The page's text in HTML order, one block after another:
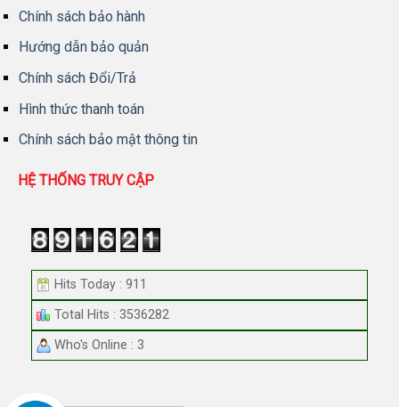
Chính sách bảo hành
Hướng dẫn bảo quản
Chính sách Đổi/Trả
Hình thức thanh toán
Chính sách bảo mật thông tin
HỆ THỐNG TRUY CẬP
Hits Today : 911
Total Hits : 3536282
Who's Online : 3